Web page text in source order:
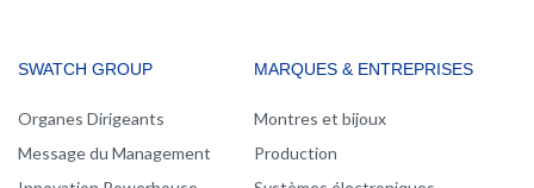
MAIN
NAVIGATION
SWATCH GROUP
Organes Dirigeants
Message du Management
MARQUES & ENTREPRISES
Montres et bijoux
Production